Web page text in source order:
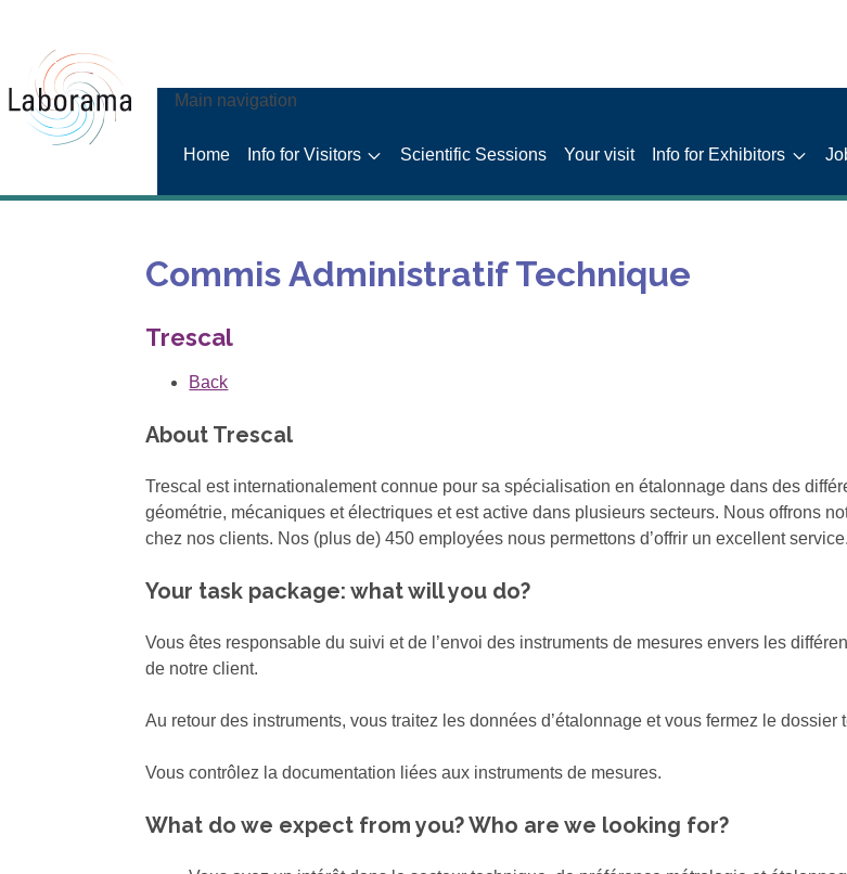
Main navigation
Home Info for Visitors Scientific Sessions Your visit Info for Exhibitors
Commis Administratif Technique
Trescal
Back
About Trescal
Trescal est internationalement connue pour sa spécialisation en étalonnage dans des
géométrie, mécaniques et électriques et est active dans plusieurs secteurs. Nous offrons
chez nos clients. Nos (plus de) 450 employées nous permettons d’offrir un excellent service.
Your task package: what will you do?
Vous êtes responsable du suivi et de l’envoi des instruments de mesures envers les
de notre client.
Au retour des instruments, vous traitez les données d’étalonnage et vous fermez le
Vous contrôlez la documentation liées aux instruments de mesures.
What do we expect from you? Who are we looking for?